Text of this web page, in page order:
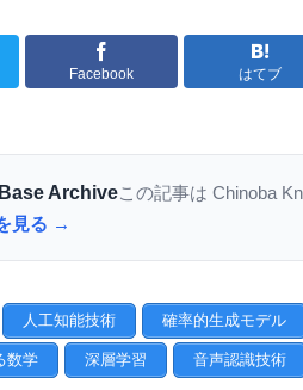
Facebook はてブ
Archiveこの記事は Chinoba
見る →
人工知能技術 確率的生成モデル
数学 深層学習 音声認識技術